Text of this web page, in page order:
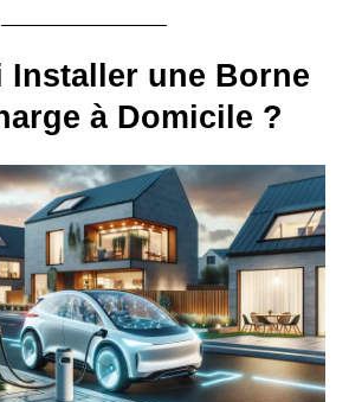
Installer une Borne
à Domicile ?